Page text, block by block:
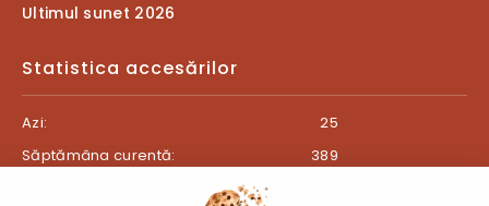
Ultimul sunet 2026
Statistica accesărilor
Azi:
25
Săptămâna curentă:
389